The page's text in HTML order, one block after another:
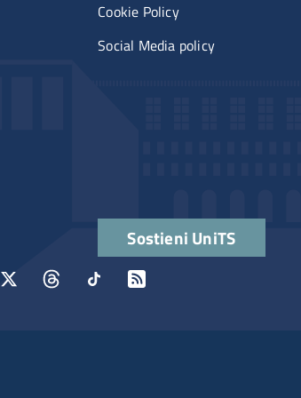
Cookie Policy
Social Media policy
Quick links
Sostieni UniTS
Menu social